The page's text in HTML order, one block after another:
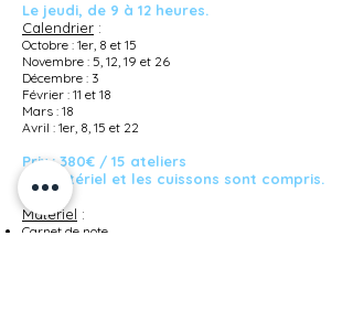
Le jeudi, de 9 à 12 heures.
Calendrier :
Octobre : 1er, 8 et 15
Novembre : 5, 12, 19 et 26
Décembre : 3
Février : 11 et 18
Mars : 18
Avril : 1er, 8, 15 et 22
Prix : 380€ / 15 ateliers
Du matériel et les cuissons sont compris.
Matériel :
Carnet de note